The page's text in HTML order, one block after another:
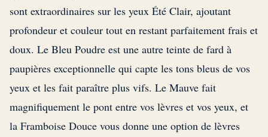
sont extraordinaires sur les yeux Été Clair, ajoutant
profondeur et couleur tout en restant parfaitement frais et
doux. Le Bleu Poudre est une autre teinte de fard à
paupières exceptionnelle qui capte les tons bleus de vos
yeux et les fait paraître plus vifs. Le Mauve fait
magnifiquement le pont entre vos lèvres et vos yeux, et
la Framboise Douce vous donne une option de lèvres